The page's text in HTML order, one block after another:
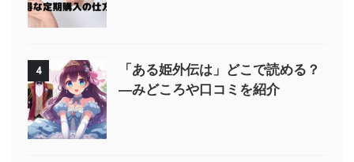
4
「ある姫外伝は」どこで読める？
—みどころや口コミを紹介